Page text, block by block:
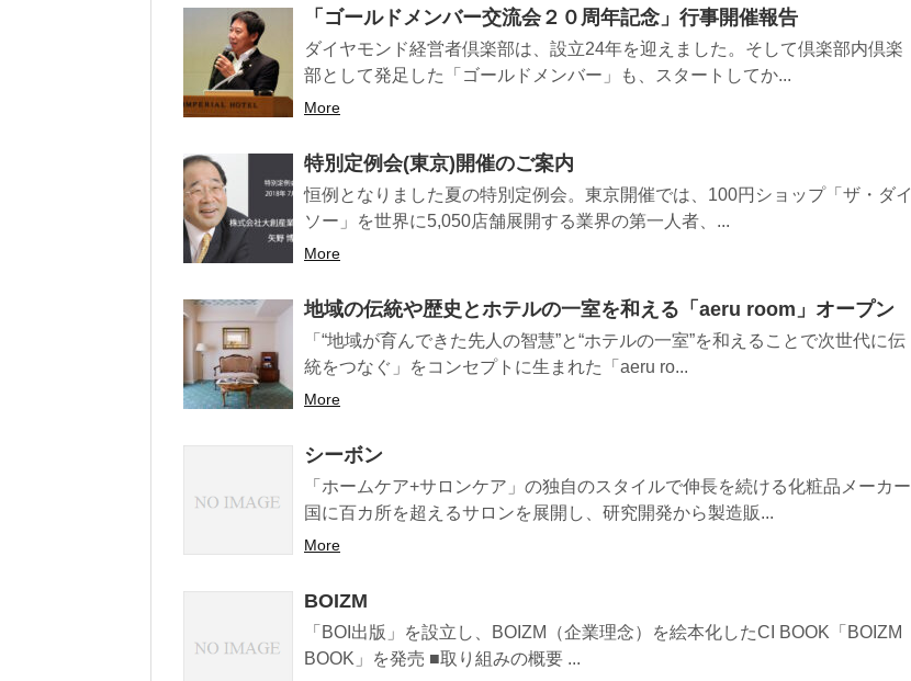
「ゴールドメンバー交流会２０周年記念」行事開催報告
ダイヤモンド経営者倶楽部は、設立24年を迎えました。そして倶楽部内倶楽
部として発足した「ゴールドメンバー」も、スタートしてか...
More
特別定例会(東京)開催のご案内
恒例となりました夏の特別定例会。東京開催では、100円ショップ「ザ・ダイ
ソー」を世界に5,050店舗展開する業界の第一人者、...
More
地域の伝統や歴史とホテルの一室を和える「aeru room」オープン
「“地域が育んできた先人の智慧”と“ホテルの一室”を和えることで次世代に伝
統をつなぐ」をコンセプトに生まれた「aeru ro...
More
シーボン
「ホームケア+サロンケア」の独自のスタイルで伸長を続ける化粧品メーカー
国に百カ所を超えるサロンを展開し、研究開発から製造販...
More
BOIZM
「BOI出版」を設立し、BOIZM（企業理念）を絵本化したCI BOOK「BOIZM
BOOK」を発売 ■取り組みの概要 ...